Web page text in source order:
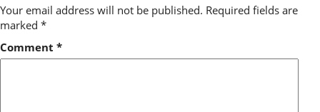
Your email address will not be published. Required fields are
marked *
Comment *